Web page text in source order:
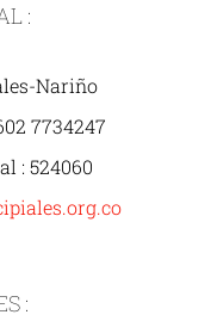
:
Nariño
7734247
: 524060
: